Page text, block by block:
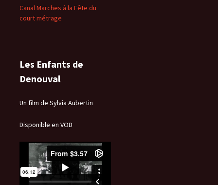
Canal Marches à la Fête du
court métrage
Les Enfants de
Denouval
Un film de Sylvia Aubertin
Disponible en VOD